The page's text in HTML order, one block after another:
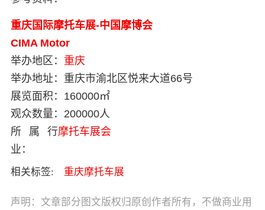
重庆国际摩托车展-中国摩博会
CIMA Motor
举办地区： 重庆
举办地址： 重庆市渝北区悦来大道66号
展览面积： 160000㎡
观众数量： 200000人
所属行
业：
摩托车展会
相关标签: 重庆摩托车展
声明：文章部分图文版权归原创作者所有，不做商业用